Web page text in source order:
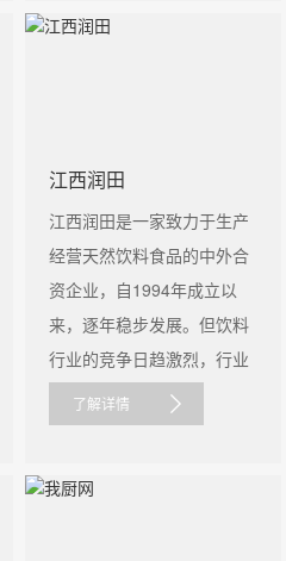
江西润田
江西润田是一家致力于生产
经营天然饮料食品的中外合
资企业，自1994年成立以
来，逐年稳步发展。但饮料
行业的竞争日趋激烈，行业
整合和洗......
了解详情